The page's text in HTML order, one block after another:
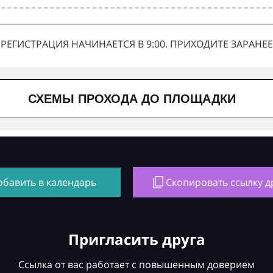
РЕГИСТРАЦИЯ НАЧИНАЕТСЯ В 9:00. ПРИХОДИТЕ ЗАРАНЕЕ
СХЕМЫ ПРОХОДА ДО ПЛОЩАДКИ
в календарь Скопировать ссылку
Пригласить друга
Ссылка от вас работает с повышенным доверием